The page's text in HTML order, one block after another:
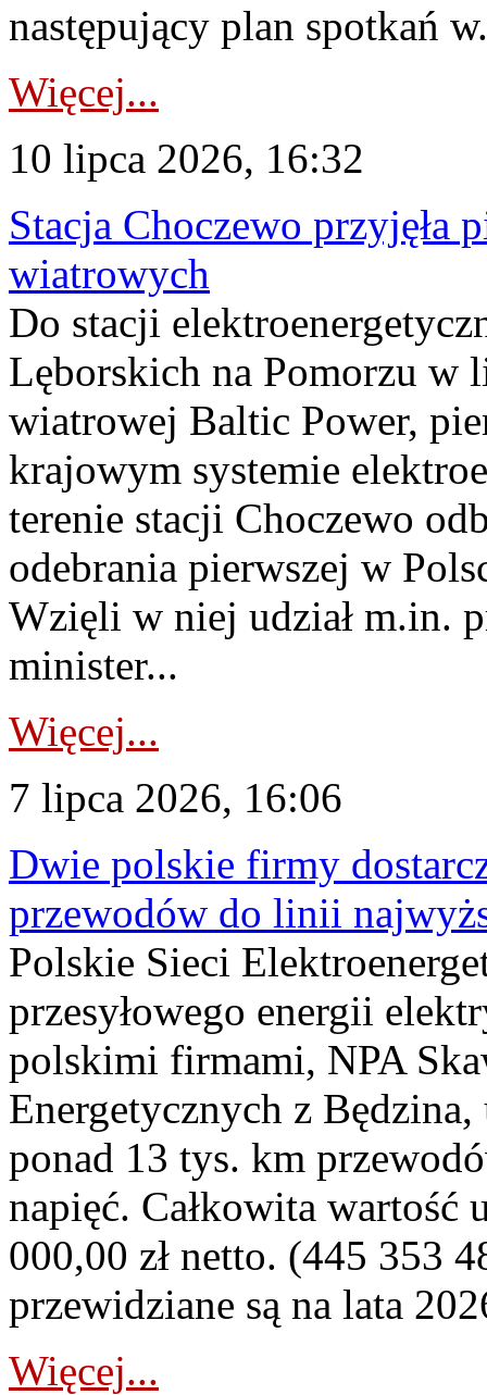
następujący plan spotkań
Więcej...
10 lipca 2026, 16:32
Stacja Choczewo przyjęła
wiatrowych
Do stacji
Lęborskich na Pomorzu w
wiatrowej Baltic Power,
krajowym systemie
terenie stacji Choczewo
odebrania pierwszej w
Wzięli w niej udział m.in.
minister...
Więcej...
7 lipca 2026, 16:06
Dwie polskie firmy
przewodów do linii
Polskie Sieci
przesyłowego energii
polskimi firmami, NPA
Energetycznych z
ponad 13 tys. km
napięć. Całkowita
000,00 zł netto. (445 353
przewidziane są na lata
Więcej...